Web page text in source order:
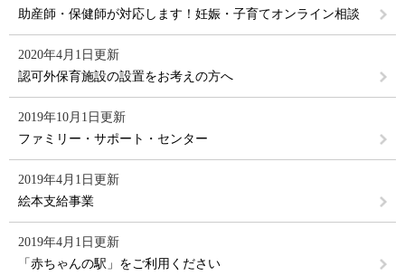
助産師・保健師が対応します！妊娠・子育てオンライン相談
2020年4月1日更新
認可外保育施設の設置をお考えの方へ
2019年10月1日更新
ファミリー・サポート・センター
2019年4月1日更新
絵本支給事業
2019年4月1日更新
「赤ちゃんの駅」をご利用ください